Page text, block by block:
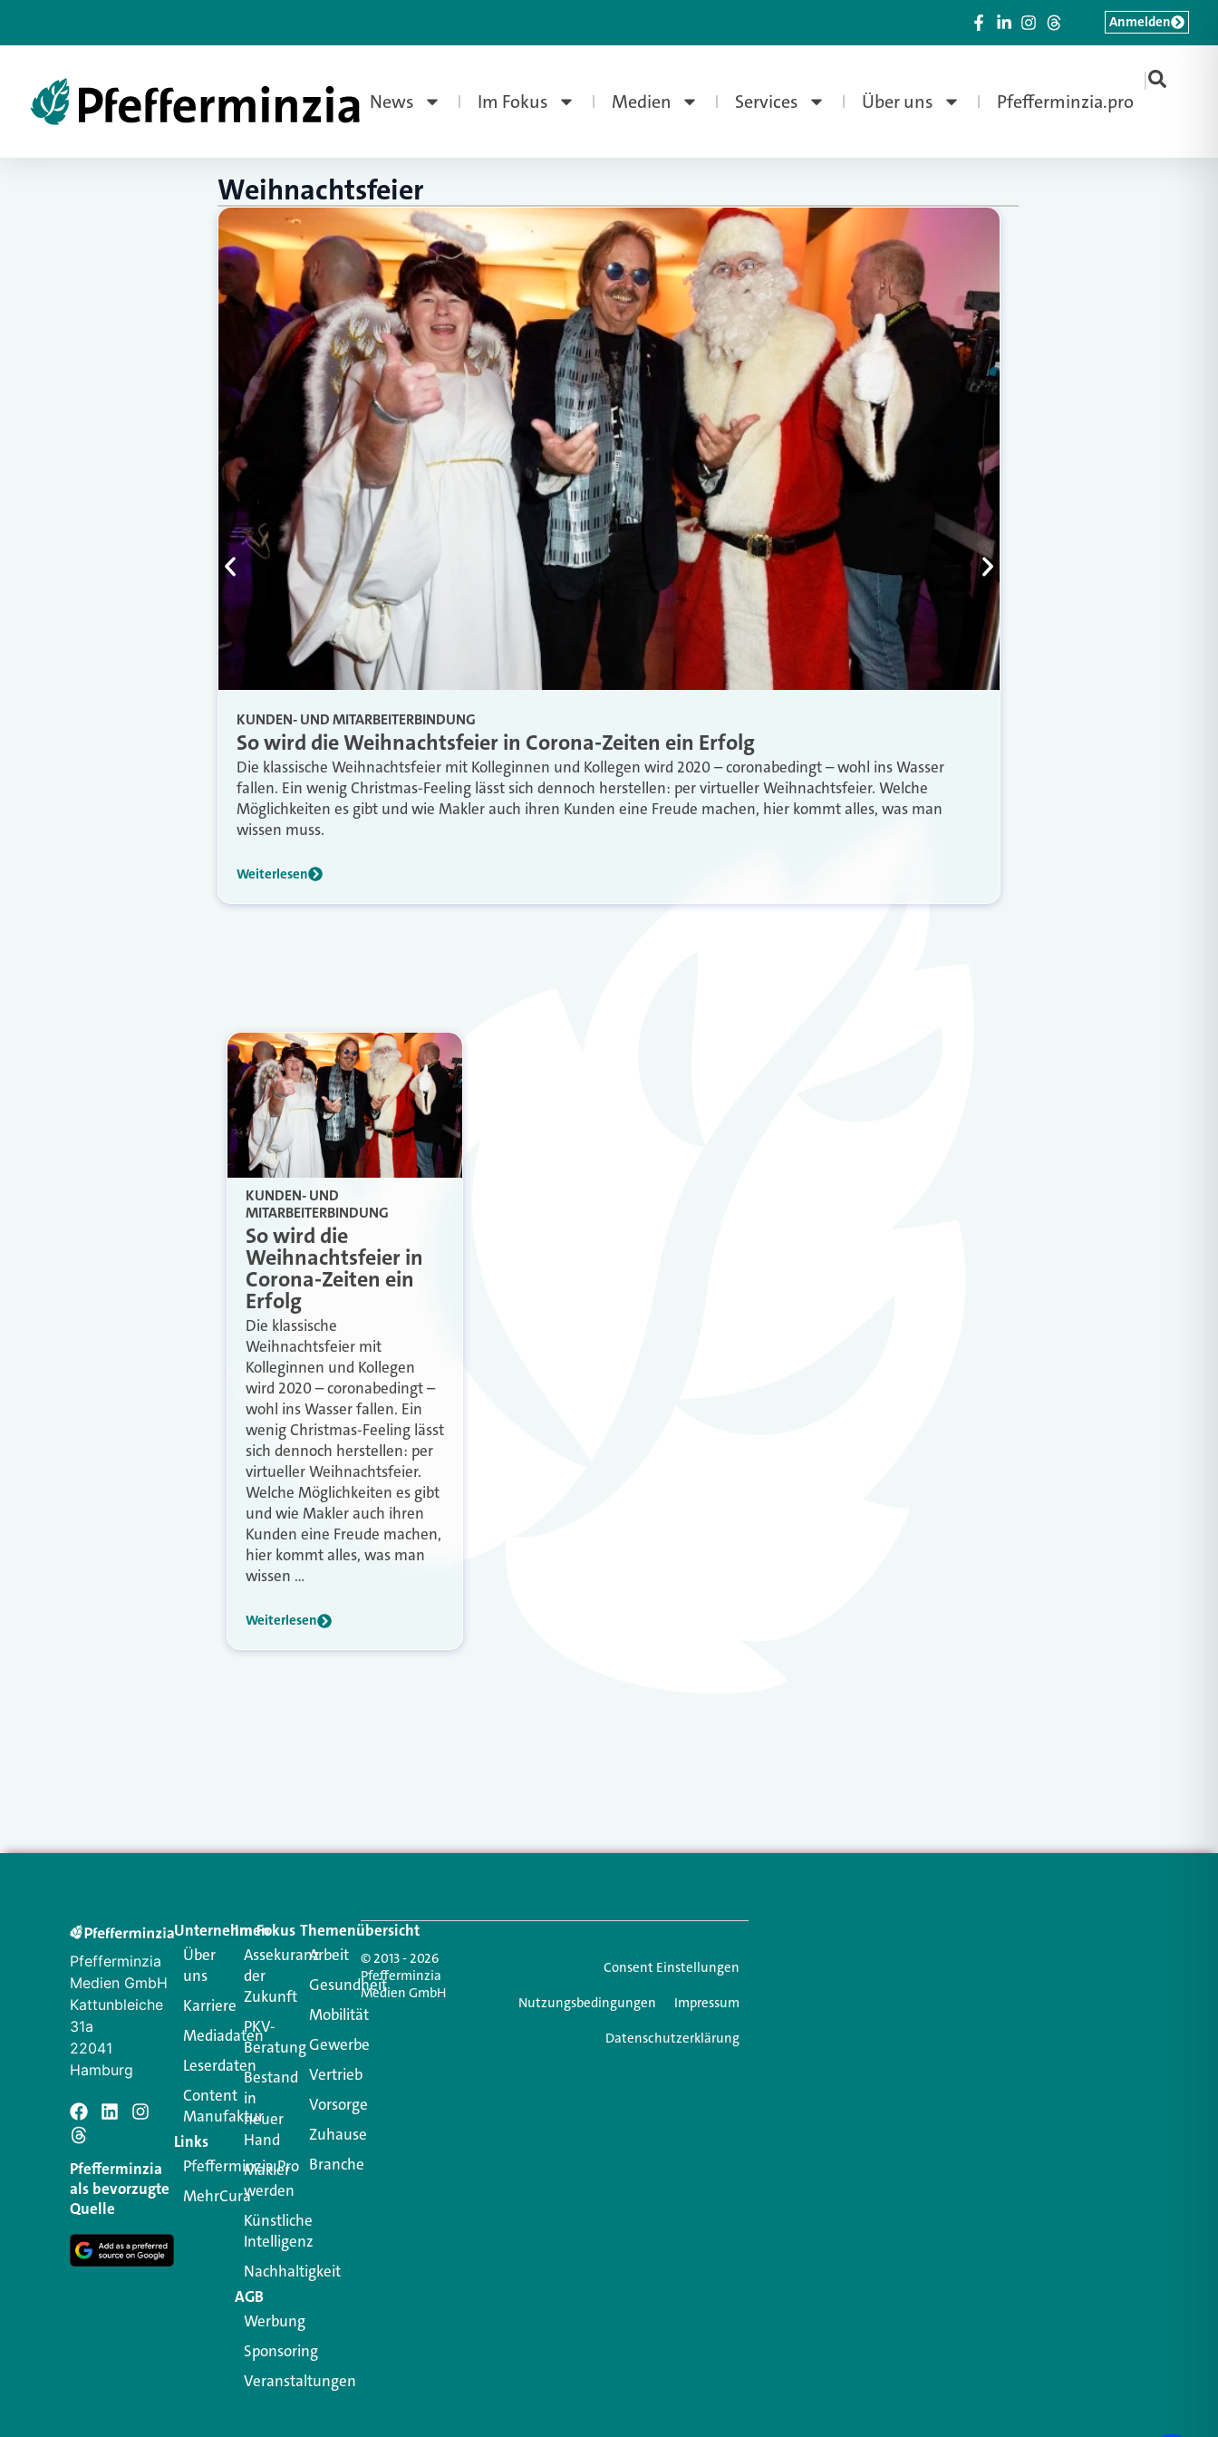
News Im Fokus Medien Services Über uns Pfefferminzia.pro
|
Anmelden
Weihnachtsfeier
KUNDEN- UND MITARBEITERBINDUNG
So wird die Weihnachtsfeier in Corona-Zeiten ein Erfolg
Die klassische Weihnachtsfeier mit Kolleginnen und Kollegen wird 2020 – coronabedingt – wohl ins Wasser
fallen. Ein wenig Christmas-Feeling lässt sich dennoch herstellen: per virtueller Weihnachtsfeier. Welche
Möglichkeiten es gibt und wie Makler auch ihren Kunden eine Freude machen, hier kommt alles, was man
wissen muss.
Weiterlesen
KUNDEN- UND
MITARBEITERBINDUNG
So wird die
Weihnachtsfeier in
Corona-Zeiten ein
Erfolg
Die klassische
Weihnachtsfeier mit
Kolleginnen und Kollegen
wird 2020 – coronabedingt –
wohl ins Wasser fallen. Ein
wenig Christmas-Feeling lässt
sich dennoch herstellen: per
virtueller Weihnachtsfeier.
Welche Möglichkeiten es gibt
und wie Makler auch ihren
Kunden eine Freude machen,
hier kommt alles, was man
wissen …
Weiterlesen
Pfefferminzia
Medien GmbH
Kattunbleiche
31a
22041
Hamburg
Pfefferminzia
als bevorzugte
Quelle
Unternehmen
Über
uns
Karriere
Mediadaten
Leserdaten
Content
Manufaktur
Links
Pfefferminzia.Pro
MehrCura
Im Fokus
Assekuranz
der
Zukunft
PKV-
Beratung
Bestand
in
neuer
Hand
Makler
werden
Künstliche
Intelligenz
Nachhaltigkeit
AGB
Werbung
Sponsoring
Veranstaltungen
Themenübersicht
Arbeit
Gesundheit
Mobilität
Gewerbe
Vertrieb
Vorsorge
Zuhause
Branche
© 2013 - 2026
Pfefferminzia
Medien GmbH
Consent Einstellungen
Nutzungsbedingungen
Impressum
Datenschutzerklärung